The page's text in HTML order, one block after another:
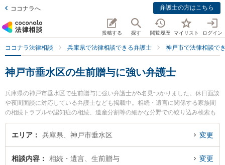
ココナラへ 弁護士の方はこちら
投稿する 探す 閲覧履歴 マイリスト ログイン
ココナラ法律相談 兵庫県で法律相談できる弁護士 神戸市で法律相談で
神戸市垂水区の生前贈与に強い弁護士
兵庫県の神戸市垂水区で生前贈与に強い弁護士が5名見つかりました。休日面談
や夜間面談に対応している弁護士なども掲載中。相続・遺言に関係する家族間
の相続トラブルや認知症の相続、遺産分割等の細かな分野での絞り込み検索も
でき便利です。特に神戸ほまれ法律事務所の河原林 直樹弁護士や神戸マリン綜
合法律事務所の西口 竜司弁護士、神戸マリン綜合法律事務所の小田 紗織弁護士
い』『生前贈与のトラブル解決の実績豊富な近くの弁護士を検索したい』『初
エリア 兵庫県、神戸市垂水区 変更
相談内容 相続・遺言、生前贈与 変更